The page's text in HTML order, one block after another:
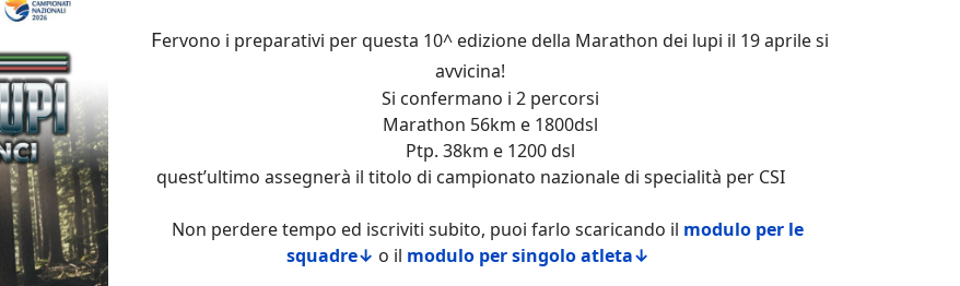
Fervono i preparativi per questa 10^ edizione della Marathon dei lupi il 19 aprile si
avvicina!
Si confermano i 2 percorsi
Marathon 56km e 1800dsl
Ptp. 38km e 1200 dsl
quest’ultimo assegnerà il titolo di campionato nazionale di specialità per CSI
Non perdere tempo ed iscriviti subito, puoi farlo scaricando il modulo per le
squadre↓ o il modulo per singolo atleta↓